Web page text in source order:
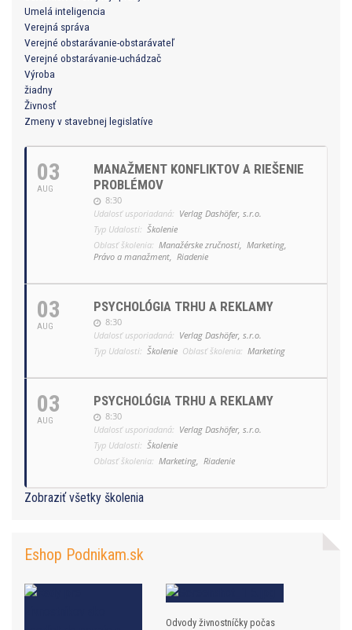
Umelá inteligencia
Verejná správa
Verejné obstarávanie-obstarávateľ
Verejné obstarávanie-uchádzač
Výroba
žiadny
Živnosť
Zmeny v stavebnej legislatíve
03
AUG
MANAŽMENT KONFLIKTOV A RIEŠENIE
PROBLÉMOV
8:30
Udalosť usporiadaná: Verlag Dashöfer, s.r.o.
Typ Udalosti: Školenie
Oblasť školenia: Manažérske zručnosti, Marketing,
Právo a manažment, Riadenie
03
AUG
PSYCHOLÓGIA TRHU A REKLAMY
8:30
Udalosť usporiadaná: Verlag Dashöfer, s.r.o.
Typ Udalosti: Školenie Oblasť školenia: Marketing
03
AUG
PSYCHOLÓGIA TRHU A REKLAMY
8:30
Udalosť usporiadaná: Verlag Dashöfer, s.r.o.
Typ Udalosti: Školenie
Oblasť školenia: Marketing, Riadenie
Zobraziť všetky školenia
Eshop Podnikam.sk
Odvody živnostníčky počas